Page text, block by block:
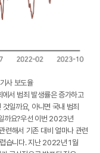
사 보도율
서 범죄 발생률은 증가하고
일까요, 아니면 국내 범죄
까요?우선 이번 2023년
련해서 기존 대비 얼마나 관련
습니다. 지난 2022년 1월